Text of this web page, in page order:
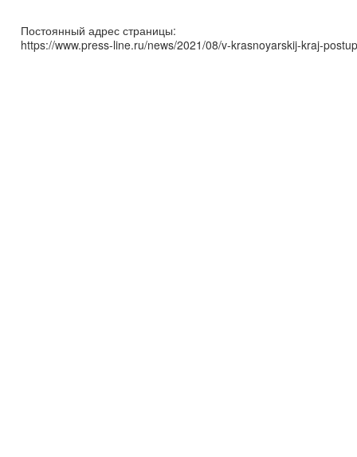
Постоянный адрес страницы:
https://www.press-line.ru/news/2021/08/v-krasnoyarskij-kraj-